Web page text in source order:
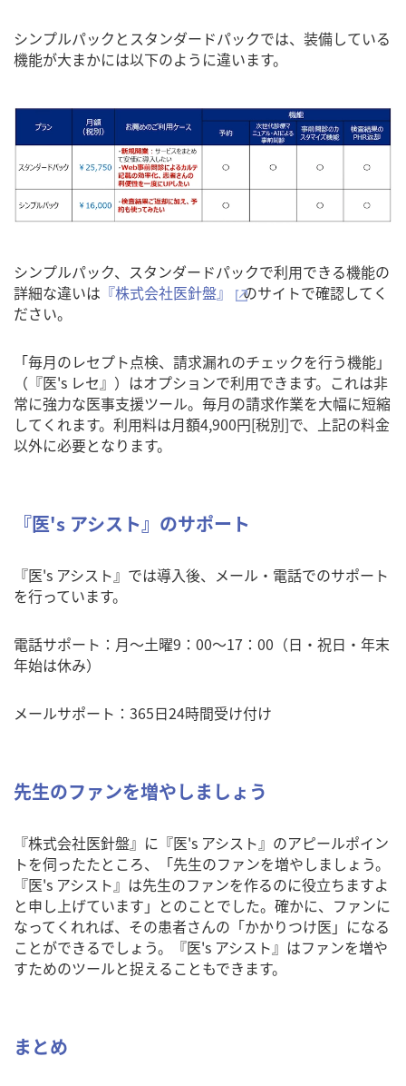
シンプルパックとスタンダードパックでは、装備している
機能が大まかには以下のように違います。
シンプルパック、スタンダードパックで利用できる機能の
詳細な違いは 『株式会社医針盤』
のサイトで確認してく
ださい。
「毎月のレセプト点検、請求漏れのチェックを行う機能」
（『医's レセ』）はオプションで利用できます。これは非
常に強力な医事支援ツール。毎月の請求作業を大幅に短縮
してくれます。利用料は月額4,900円[税別]で、上記の料金
以外に必要となります。
『医's アシスト』のサポート
『医's アシスト』では導入後、メール・電話でのサポート
を行っています。
電話サポート：月～土曜9：00～17：00（日・祝日・年末
年始は休み）
メールサポート：365日24時間受け付け
先生のファンを増やしましょう
『株式会社医針盤』に『医's アシスト』のアピールポイン
トを伺ったたところ、「先生のファンを増やしましょう。
『医's アシスト』は先生のファンを作るのに役立ちますよ
と申し上げています」とのことでした。確かに、ファンに
なってくれれば、その患者さんの「かかりつけ医」になる
ことができるでしょう。『医's アシスト』はファンを増や
すためのツールと捉えることもできます。
まとめ